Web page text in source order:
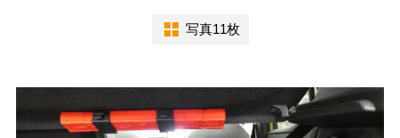
写真11枚